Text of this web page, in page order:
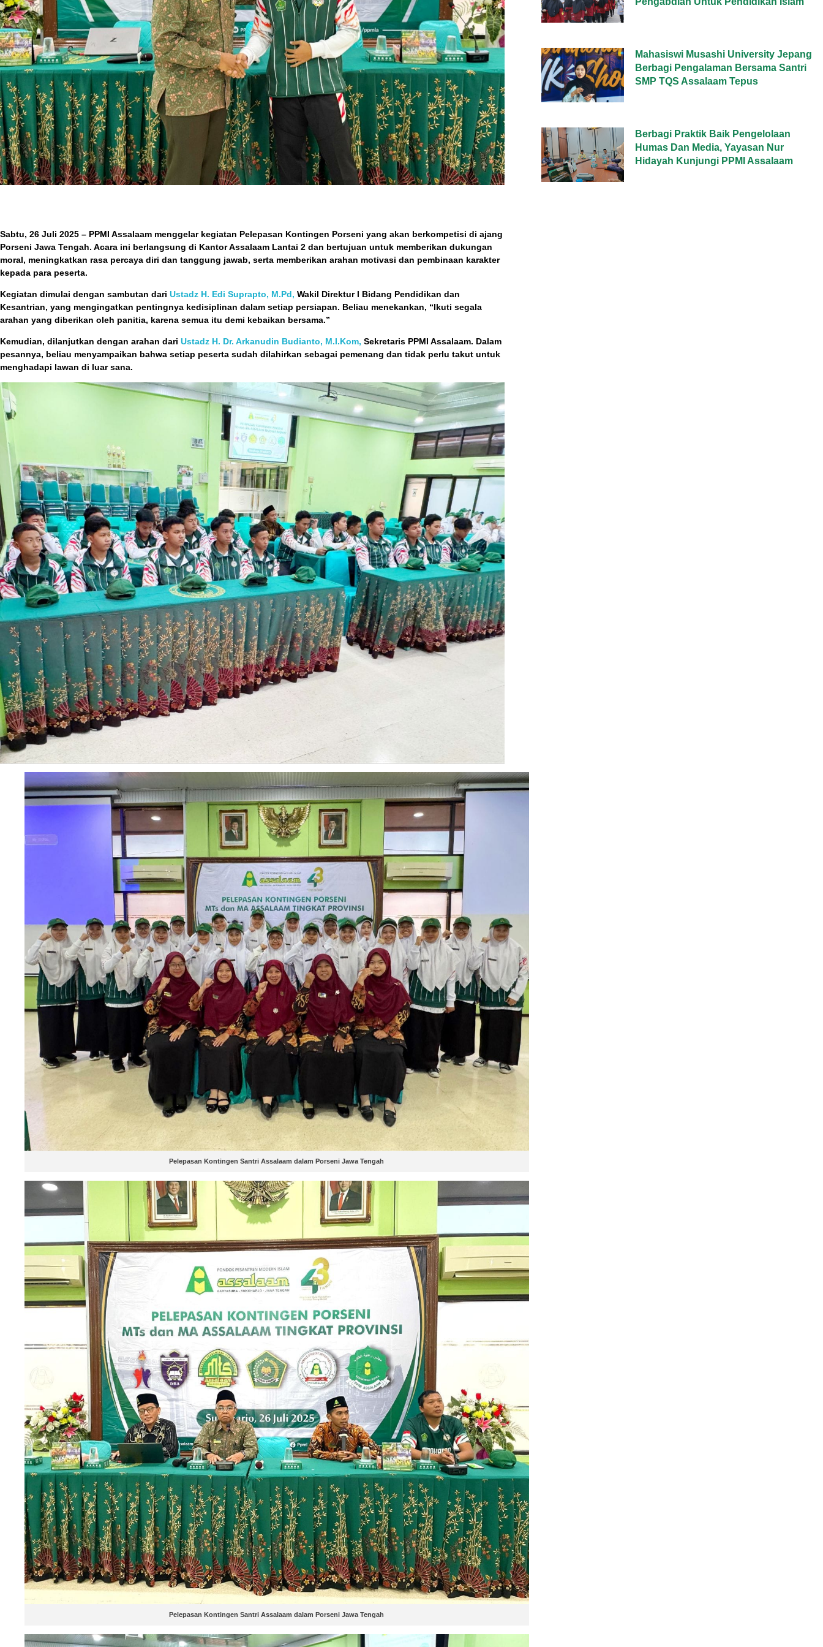
Sabtu, 26 Juli 2025 – PPMI Assalaam menggelar kegiatan Pelepasan Kontingen Porseni yang akan berkompetisi di ajang
Porseni Jawa Tengah. Acara ini berlangsung di Kantor Assalaam Lantai 2 dan bertujuan untuk memberikan dukungan
moral, meningkatkan rasa percaya diri dan tanggung jawab, serta memberikan arahan motivasi dan pembinaan karakter
kepada para peserta.
Kegiatan dimulai dengan sambutan dari Ustadz H. Edi Suprapto, M.Pd, Wakil Direktur I Bidang Pendidikan dan
Kesantrian, yang mengingatkan pentingnya kedisiplinan dalam setiap persiapan. Beliau menekankan, “Ikuti segala
arahan yang diberikan oleh panitia, karena semua itu demi kebaikan bersama.”
Kemudian, dilanjutkan dengan arahan dari Ustadz H. Dr. Arkanudin Budianto, M.I.Kom, Sekretaris PPMI Assalaam. Dalam
pesannya, beliau menyampaikan bahwa setiap peserta sudah dilahirkan sebagai pemenang dan tidak perlu takut untuk
menghadapi lawan di luar sana.
Pelepasan Kontingen Santri Assalaam dalam Porseni Jawa Tengah
Pelepasan Kontingen Santri Assalaam dalam Porseni Jawa Tengah
Mahasiswi Musashi University Jepang
Berbagi Pengalaman Bersama Santri
SMP TQS Assalaam Tepus
Berbagi Praktik Baik Pengelolaan
Humas Dan Media, Yayasan Nur
Hidayah Kunjungi PPMI Assalaam